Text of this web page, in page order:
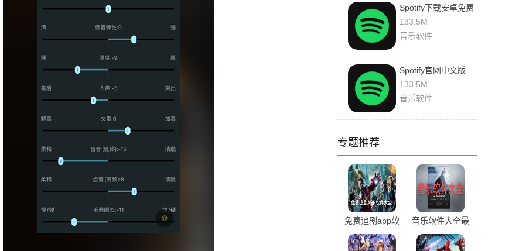
Spotify下载安卓免费
133.5M
音乐软件
Spotify官网中文版
133.5M
音乐软件
专题推荐
免费追剧app软
件大全最新推荐
音乐软件大全最
新热门推荐